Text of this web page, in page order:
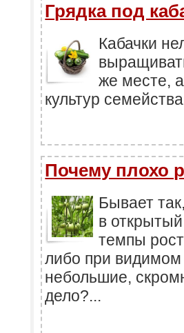
Грядка под
Кабачки
же месте,
культур
Почему плохо
Бывает
в
темпы
либо при
небольшие,
дело?...